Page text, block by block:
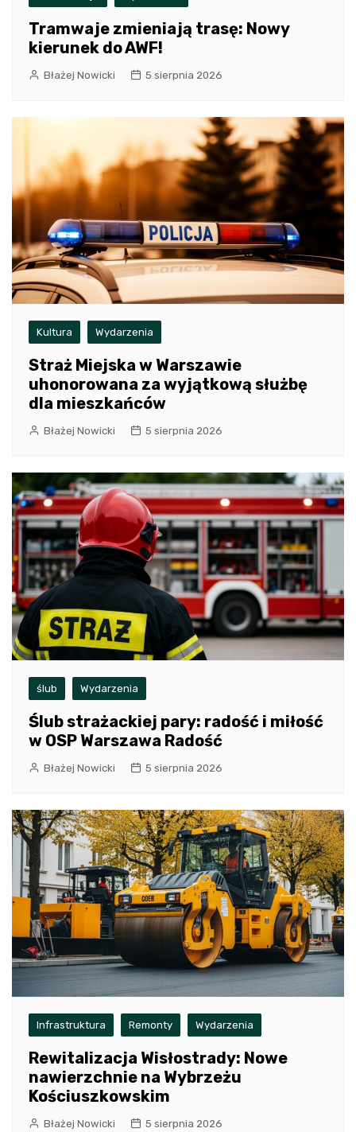
Tramwaje zmieniają trasę: Nowy
kierunek do AWF!
Błażej Nowicki 5 sierpnia 2026
Kultura Wydarzenia
Straż Miejska w Warszawie
uhonorowana za wyjątkową służbę
dla mieszkańców
Błażej Nowicki 5 sierpnia 2026
ślub Wydarzenia
Ślub strażackiej pary: radość i miłość
w OSP Warszawa Radość
Błażej Nowicki 5 sierpnia 2026
Infrastruktura Remonty Wydarzenia
Rewitalizacja Wisłostrady: Nowe
nawierzchnie na Wybrzeżu
Kościuszkowskim
Błażej Nowicki 5 sierpnia 2026